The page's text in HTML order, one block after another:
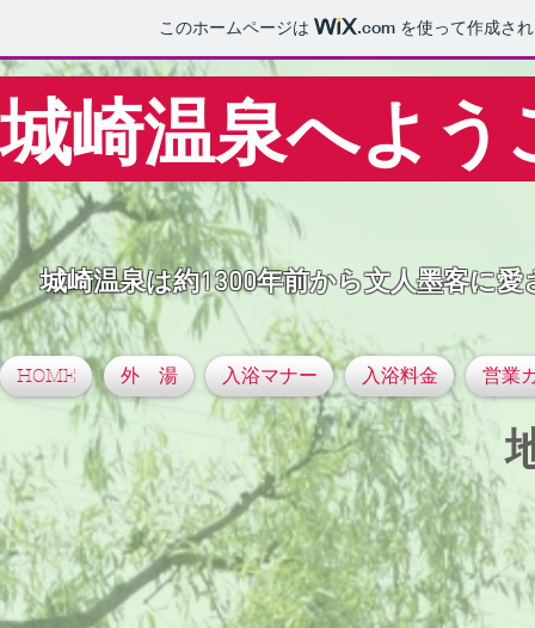
このホームページは .com を使って作成さ
城崎温泉へよう
城崎温泉は約1300年前から文人墨客に
HOME 外 湯 入浴マナー 入浴料金 営業
地蔵湯（外観・昼）